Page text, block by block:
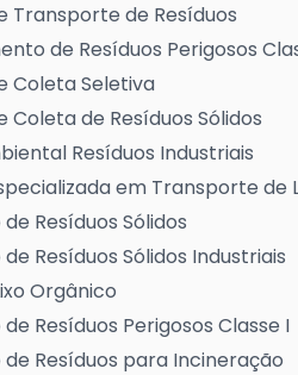
Transporte de Resíduos
de Resíduos Perigosos
Coleta Seletiva
Coleta de Resíduos Sólidos
Resíduos Industriais
em Transporte de
Resíduos Sólidos
Resíduos Sólidos Industriais
Orgânico
Resíduos Perigosos Classe I
Resíduos para Incineração